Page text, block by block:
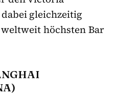
gleichzeitig
höchsten Bar